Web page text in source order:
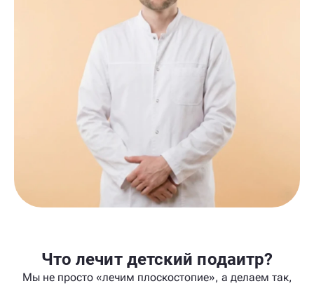
Что лечит детский подаитр?
Мы не просто «лечим плоскостопие», а делаем так,